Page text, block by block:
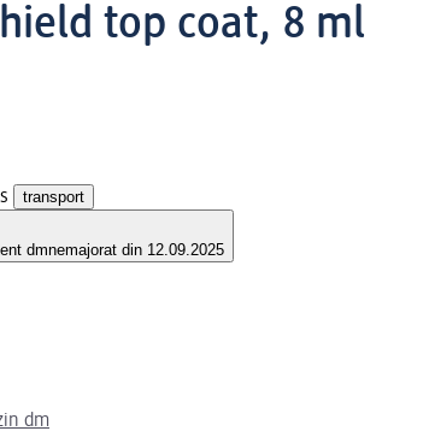
top coat, 8 ml
transport
dmnemajorat din 12.09.2025
dm